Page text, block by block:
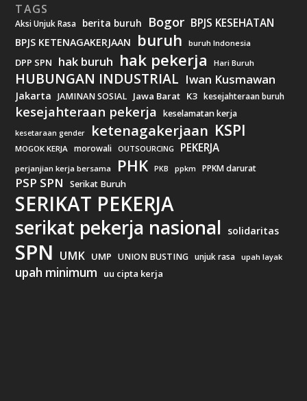
TAGS
Aksi Unjuk Rasa berita buruh Bogor BPJS KESEHATAN
BPJS KETENAGAKERJAAN buruh buruh Indonesia
DPP SPN hak buruh hak pekerja Hari Buruh
HUBUNGAN INDUSTRIAL Iwan Kusmawan
Jakarta JAMINAN SOSIAL Jawa Barat K3 kesejahteraan buruh
kesejahteraan pekerja keselamatan kerja
kesetaraan gender ketenagakerjaan KSPI
MOGOK KERJA morowali OUTSOURCING PEKERJA
perjanjian kerja bersama PHK PKB ppkm PPKM darurat
PSP SPN Serikat Buruh
SERIKAT PEKERJA
serikat pekerja nasional solidaritas
SPN UMK UMP UNION BUSTING unjuk rasa upah layak
upah minimum uu cipta kerja